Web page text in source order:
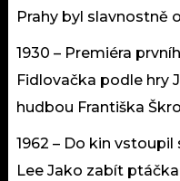
Prahy byl slavnostně
1930 – Premiéra
Fidlovačka podle hry
hudbou Františka
1962 – Do kin
Lee Jako zabít